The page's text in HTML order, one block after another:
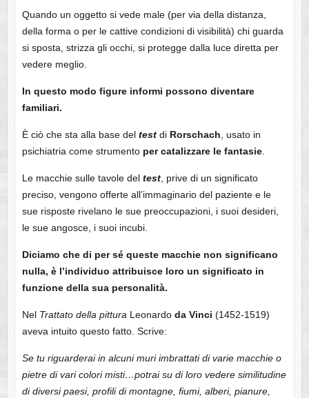
Quando un oggetto si vede male (per via della distanza,
della forma o per le cattive condizioni di visibilità) chi guarda
si sposta, strizza gli occhi, si protegge dalla luce diretta per
vedere meglio.
In questo modo figure informi possono diventare
familiari.
È ciò che sta alla base del testdi Rorschach, usato in
psichiatria come strumento per catalizzare le fantasie.
Le macchie sulle tavole del test, prive di un significato
preciso, vengono offerte all’immaginario del paziente e le
sue risposte rivelano le sue preoccupazioni, i suoi desideri,
le sue angosce, i suoi incubi.
Diciamo che di per sé queste macchie non significano
nulla, è l’individuo attribuisce loro un significato in
funzione della sua personalità.
Nel Trattato della pitturaLeonardo da Vinci (1452-1519)
aveva intuito questo fatto. Scrive:
Se tu riguarderai in alcuni muri imbrattati di varie macchie o
pietre di vari colori misti…potrai su di loro vedere similitudine
di diversi paesi, profili di montagne, fiumi, alberi, pianure,